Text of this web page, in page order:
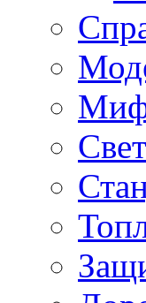
Свет